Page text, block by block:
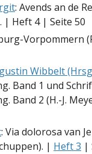
: Avends an de
| Heft 4 | Seite 50
Vorpommern
Wibbelt
Band 1 und
Band 2 (H.-J.
: Via dolorosa van
| Heft 3 |